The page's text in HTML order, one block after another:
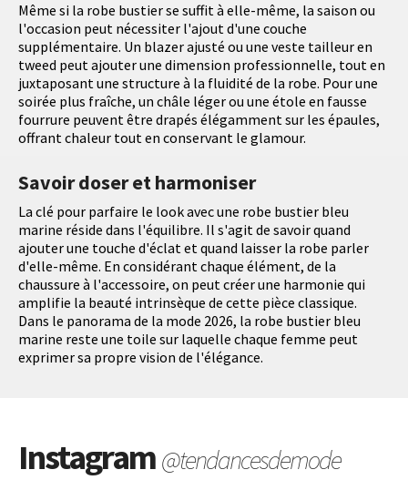
Même si la robe bustier se suffit à elle-même, la saison ou
l'occasion peut nécessiter l'ajout d'une couche
supplémentaire. Un blazer ajusté ou une veste tailleur en
tweed peut ajouter une dimension professionnelle, tout en
juxtaposant une structure à la fluidité de la robe. Pour une
soirée plus fraîche, un châle léger ou une étole en fausse
fourrure peuvent être drapés élégamment sur les épaules,
offrant chaleur tout en conservant le glamour.
Savoir doser et harmoniser
La clé pour parfaire le look avec une robe bustier bleu
marine réside dans l'équilibre. Il s'agit de savoir quand
ajouter une touche d'éclat et quand laisser la robe parler
d'elle-même. En considérant chaque élément, de la
chaussure à l'accessoire, on peut créer une harmonie qui
amplifie la beauté intrinsèque de cette pièce classique.
Dans le panorama de la mode 2026, la robe bustier bleu
marine reste une toile sur laquelle chaque femme peut
exprimer sa propre vision de l'élégance.
Instagram@tendancesdemode